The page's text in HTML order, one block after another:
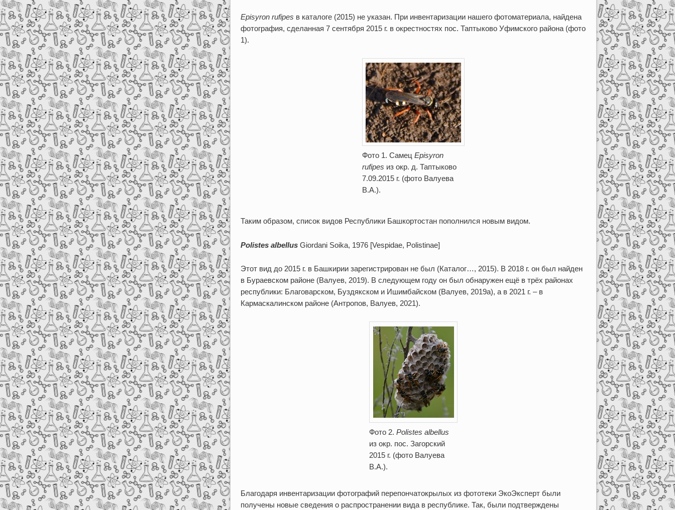
Episyron rufipes в каталоге (2015) не указан. При инвентаризации нашего фотоматериала, найдена
фотография, сделанная 7 сентября 2015 г. в окрестностях пос. Таптыково Уфимского района (фото
1).
Фото 1. Самец Episyron
rufipes из окр. д. Таптыково
7.09.2015 г. (фото Валуева
В.А.).
Таким образом, список видов Республики Башкортостан пополнился новым видом.
Polistes albellusGiordani Soika, 1976 [Vespidae, Polistinae]
Этот вид до 2015 г. в Башкирии зарегистрирован не был (Каталог…, 2015). В 2018 г. он был найден
в Бураевском районе (Валуев, 2019). В следующем году он был обнаружен ещё в трёх районах
республики: Благоварском, Буздякском и Ишимбайском (Валуев, 2019а), а в 2021 г. – в
Кармаскалинском районе (Антропов, Валуев, 2021).
Фото 2. Polistes albellus
из окр. пос. Загорский
2015 г. (фото Валуева
В.А.).
Благодаря инвентаризации фотографий перепончатокрылых из фототеки ЭкоЭксперт были
получены новые сведения о распространении вида в республике. Так, были подтверждены